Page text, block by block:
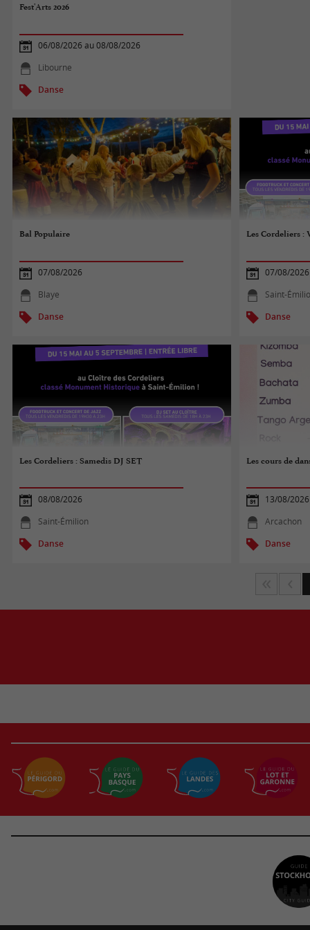
Fest'Arts 2026
06/08/2026 au 08/08/2026
Libourne
Danse
Bal Populaire
07/08/2026
Blaye
Danse
Les Cordeliers :
07/08/2026
Saint-
Danse
Les Cordeliers : Samedis DJ SET
08/08/2026
Saint-Émilion
Danse
Les cours de
13/08/2026
Arcachon
Danse